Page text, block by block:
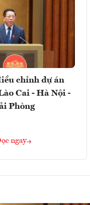
chỉnh dự án
Cai - Hà Nội -
Phòng
ngay